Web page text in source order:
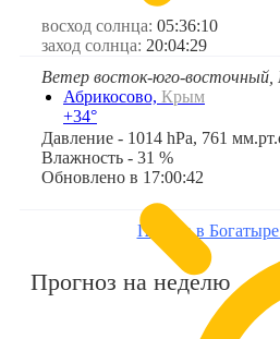
Абрикосово, Крым
+34°
восход солнца: 05:36:10
заход солнца: 20:04:29
Ветер восток-юго-восточный,
Давление - 1014 hPa, 761
Влажность - 31 %
Обновлено в 17:00:42
Погода в Богатыре
Прогноз на неделю